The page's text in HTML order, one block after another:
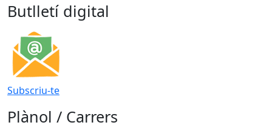
Butlletí digital
Subscriu-te
Plànol / Carrers